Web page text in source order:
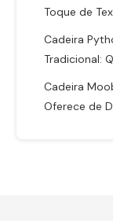
Toque de
Cadeira
Tradicional:
Cadeira
Oferece de